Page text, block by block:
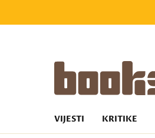
VIJESTI KRITIKE